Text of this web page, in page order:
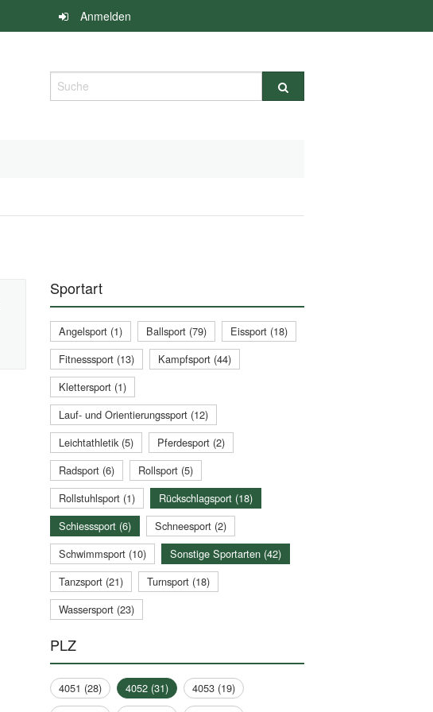
Anmelden
Suche
Sportart
Angelsport (1) Ballsport (79)
Eissport (18)
Fitnesssport (13)
Kampfsport (44)
Klettersport (1)
Lauf- und Orientierungssport (12)
Leichtathletik (5)
Pferdesport (2)
Radsport (6)
Rollsport (5)
Rollstuhlsport (1)
Rückschlagsport (18)
Schiesssport (6)
Schneesport (2)
Schwimmsport (10)
Sonstige Sportarten (42)
Tanzsport (21)
Turnsport (18)
Wassersport (23)
PLZ
4051 (28) 4052 (31)
4053 (19)